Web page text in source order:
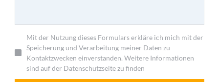
Mit der Nutzung dieses Formulars erkläre ich mich mit der
Speicherung und Verarbeitung meiner Daten zu
Kontaktzwecken einverstanden. Weitere Informationen
sind auf der Datenschutzseite zu finden